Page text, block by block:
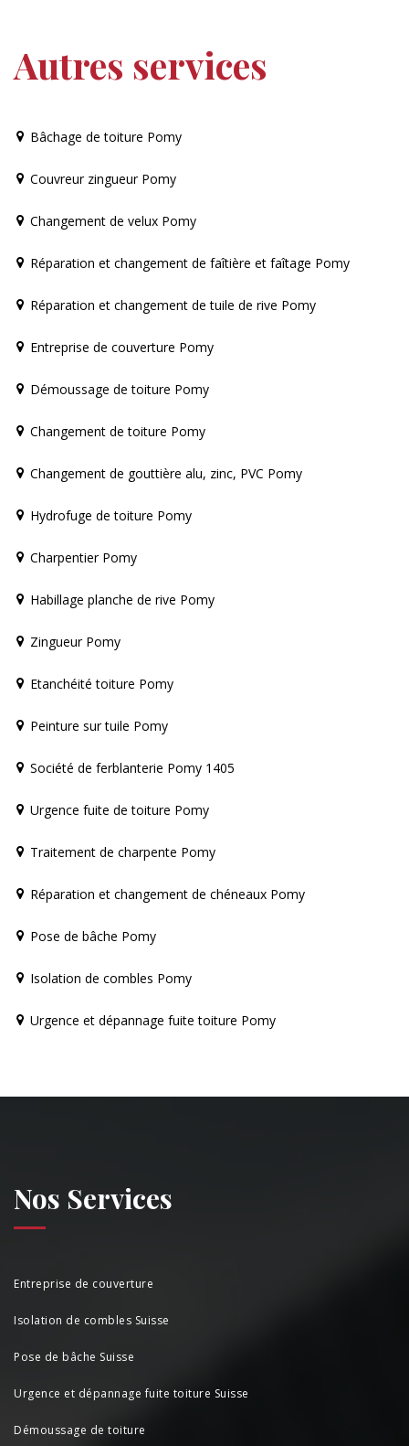
Autres services
Bâchage de toiture Pomy
Couvreur zingueur Pomy
Changement de velux Pomy
Réparation et changement de faîtière et faîtage Pomy
Réparation et changement de tuile de rive Pomy
Entreprise de couverture Pomy
Démoussage de toiture Pomy
Changement de toiture Pomy
Changement de gouttière alu, zinc, PVC Pomy
Hydrofuge de toiture Pomy
Charpentier Pomy
Habillage planche de rive Pomy
Zingueur Pomy
Etanchéité toiture Pomy
Peinture sur tuile Pomy
Société de ferblanterie Pomy 1405
Urgence fuite de toiture Pomy
Traitement de charpente Pomy
Réparation et changement de chéneaux Pomy
Pose de bâche Pomy
Isolation de combles Pomy
Urgence et dépannage fuite toiture Pomy
Nos Services
Entreprise de couverture
Isolation de combles Suisse
Pose de bâche Suisse
Urgence et dépannage fuite toiture Suisse
Démoussage de toiture